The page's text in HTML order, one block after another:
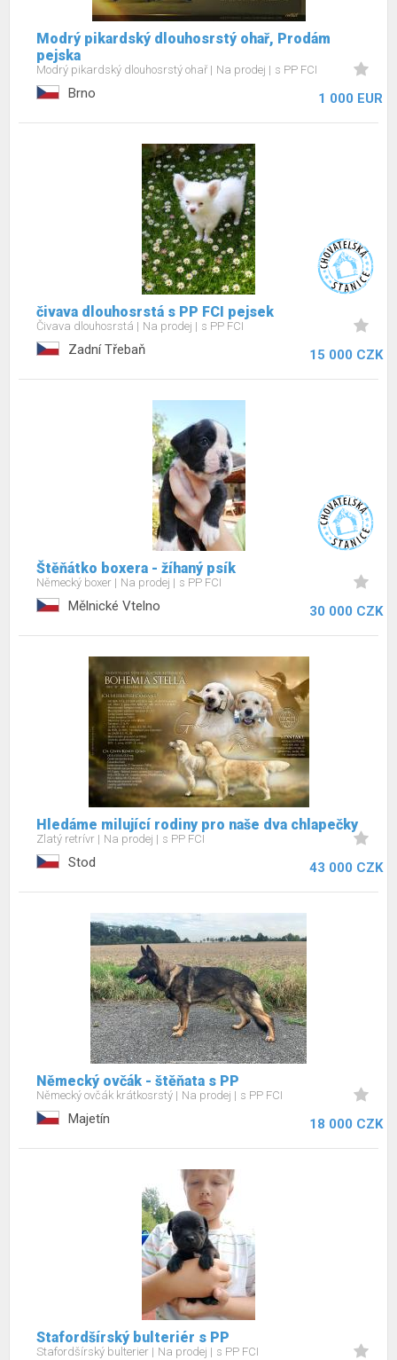
Modrý pikardský dlouhosrstý ohař, Prodám
pejska
Modrý pikardský dlouhosrstý ohař Na prodej s PP FCI
Brno 1 000 EUR
čivava dlouhosrstá s PP FCI pejsek
Čivava dlouhosrstá Na prodej s PP FCI
Zadní Třebaň 15 000 CZK
Štěňátko boxera - žíhaný psík
Německý boxer Na prodej s PP FCI
Mělnické Vtelno 30 000 CZK
Hledáme milující rodiny pro naše dva chlapečky
Zlatý retrívr Na prodej s PP FCI
Stod 43 000 CZK
Německý ovčák - štěňata s PP
Německý ovčák krátkosrstý Na prodej s PP FCI
Majetín 18 000 CZK
Stafordšírský bulteriér s PP
Stafordšírský bulterier Na prodej s PP FCI